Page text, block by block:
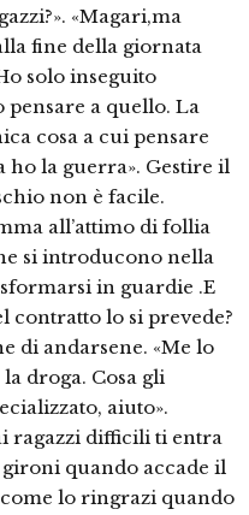
«Magari,ma
fine della giornata
solo inseguito
pensare a quello. La
cosa a cui pensare
ho la guerra». Gestire il
non è facile.
all’attimo di follia
si introducono nella
in guardie .E
contratto lo si prevede?
di andarsene. «Me lo
droga. Cosa gli
aiuto».
ragazzi difficili ti entra
quando accade il
lo ringrazi quando